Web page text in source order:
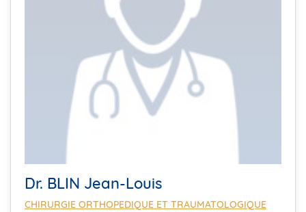
Dr. BLIN Jean-Louis
CHIRURGIE ORTHOPEDIQUE ET TRAUMATOLOGIQUE